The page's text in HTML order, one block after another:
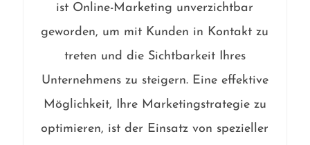
ist Online-Marketing unverzichtbar
geworden, um mit Kunden in Kontakt zu
treten und die Sichtbarkeit Ihres
Unternehmens zu steigern. Eine effektive
Möglichkeit, Ihre Marketingstrategie zu
optimieren, ist der Einsatz von spezieller